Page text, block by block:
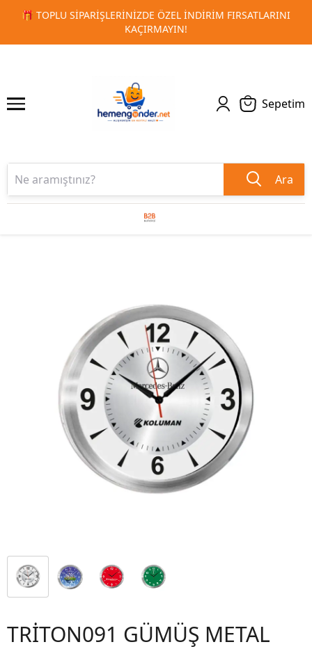
🚀 KURUMSAL PROMOSYON VE MATBAA
1 2
Sepetim
Ara
TRİTON091 GÜMÜŞ METAL